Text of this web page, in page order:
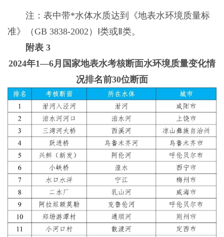
注：表中带*水体水质达到《地表水环境质量标
准》（GB 3838-2002）Ⅰ类或Ⅱ类。
附表 3
2024年1—6月国家地表水考核断面水环境质量变化情
况排名前30位断面